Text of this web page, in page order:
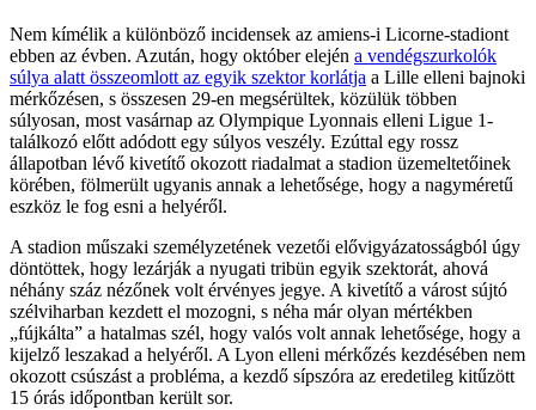
Nem kímélik a különböző incidensek az amiens-i Licorne-stadiont
ebben az évben. Azután, hogy október elején a vendégszurkolók
súlya alatt összeomlott az egyik szektor korlátja a Lille elleni bajnoki
mérkőzésen, s összesen 29-en megsérültek, közülük többen
súlyosan, most vasárnap az Olympique Lyonnais elleni Ligue 1-
találkozó előtt adódott egy súlyos veszély. Ezúttal egy rossz
állapotban lévő kivetítő okozott riadalmat a stadion üzemeltetőinek
körében, fölmerült ugyanis annak a lehetősége, hogy a nagyméretű
eszköz le fog esni a helyéről.
A stadion műszaki személyzetének vezetői elővigyázatosságból úgy
döntöttek, hogy lezárják a nyugati tribün egyik szektorát, ahová
néhány száz nézőnek volt érvényes jegye. A kivetítő a várost sújtó
szélviharban kezdett el mozogni, s néha már olyan mértékben
„fújkálta” a hatalmas szél, hogy valós volt annak lehetősége, hogy a
kijelző leszakad a helyéről. A Lyon elleni mérkőzés kezdésében nem
okozott csúszást a probléma, a kezdő sípszóra az eredetileg kitűzött
15 órás időpontban került sor.